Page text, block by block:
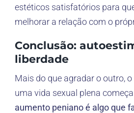
estéticos satisfatórios para
melhorar a relação com o
Conclusão:
liberdade
Mais do que agradar o outro,
uma vida sexual plena
aumento peniano é algo que